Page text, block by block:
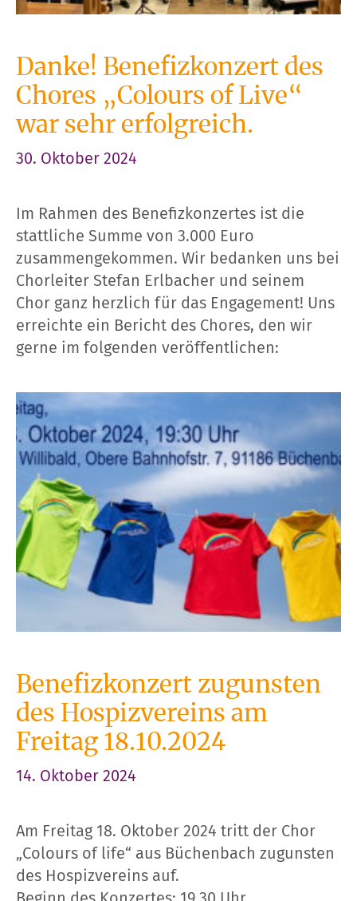
Danke! Benefizkonzert des
Chores „Colours of Live“
war sehr erfolgreich.
30. Oktober 2024
Im Rahmen des Benefizkonzertes ist die
stattliche Summe von 3.000 Euro
zusammengekommen. Wir bedanken uns bei
Chorleiter Stefan Erlbacher und seinem
Chor ganz herzlich für das Engagement! Uns
erreichte ein Bericht des Chores, den wir
gerne im folgenden veröffentlichen:
Benefizkonzert zugunsten
des Hospizvereins am
Freitag 18.10.2024
14. Oktober 2024
Am Freitag 18. Oktober 2024 tritt der Chor
„Colours of life“ aus Büchenbach zugunsten
des Hospizvereins auf.